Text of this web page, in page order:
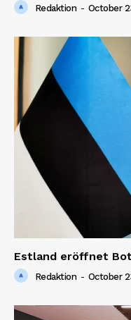
Redaktion - October
Estland eröffnet
Redaktion - October